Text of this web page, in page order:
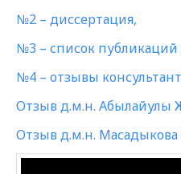
№2 – диссертация,
№3 – список публикаций
№4 – отзывы
Отзыв д.м.н. Абылайулы
Отзыв д.м.н. Масадыкова